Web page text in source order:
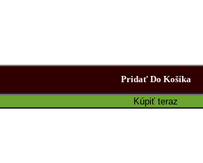
Pridať Do Košíka
Kúpiť teraz